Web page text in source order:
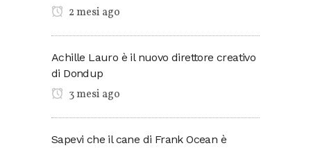
2 mesi ago
Achille Lauro è il nuovo direttore creativo
di Dondup
3 mesi ago
Sapevi che il cane di Frank Ocean è